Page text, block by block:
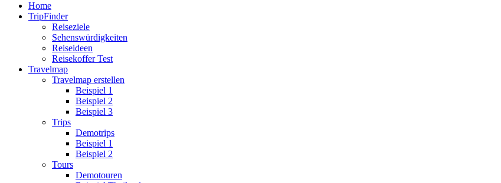
Home
TripFinder
Reiseziele
Sehenswürdigkeiten
Reiseideen
Reisekoffer Test
Travelmap
Travelmap erstellen
Beispiel 1
Beispiel 2
Beispiel 3
Trips
Demotrips
Beispiel 1
Beispiel 2
Tours
Demotouren